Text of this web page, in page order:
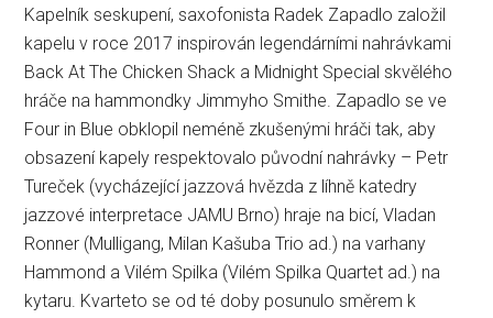
Kapelník seskupení, saxofonista Radek Zapadlo založil
kapelu v roce 2017 inspirován legendárními nahrávkami
Back At The Chicken Shack a Midnight Special skvělého
hráče na hammondky Jimmyho Smithe. Zapadlo se ve
Four in Blue obklopil neméně zkušenými hráči tak, aby
obsazení kapely respektovalo původní nahrávky – Petr
Tureček (vycházející jazzová hvězda z líhně katedry
jazzové interpretace JAMU Brno) hraje na bicí, Vladan
Ronner (Mulligang, Milan Kašuba Trio ad.) na varhany
Hammond a Vilém Spilka (Vilém Spilka Quartet ad.) na
kytaru. Kvarteto se od té doby posunulo směrem k